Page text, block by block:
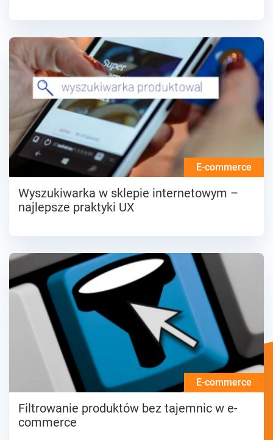
E-commerce
Wyszukiwarka w sklepie internetowym –
najlepsze praktyki UX
E-commerce
Filtrowanie produktów bez tajemnic w e-
commerce